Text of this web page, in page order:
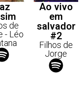
de
- Léo
Ao vivo
em
salvador
#2
Filhos de
Jorge